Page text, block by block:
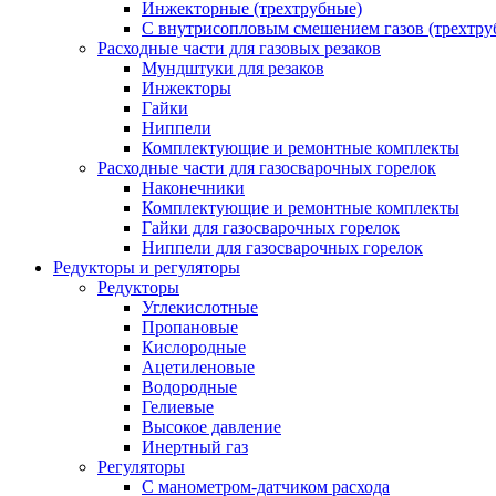
Инжекторные (трехтрубные)
С внутрисопловым смешением газов
Расходные части для газовых резаков
Мундштуки для резаков
Инжекторы
Гайки
Ниппели
Комплектующие и ремонтные комплекты
Расходные части для газосварочных горелок
Наконечники
Комплектующие и ремонтные комплекты
Гайки для газосварочных горелок
Ниппели для газосварочных горелок
Редукторы и регуляторы
Редукторы
Углекислотные
Пропановые
Кислородные
Ацетиленовые
Водородные
Гелиевые
Высокое давление
Инертный газ
Регуляторы
С манометром-датчиком расхода